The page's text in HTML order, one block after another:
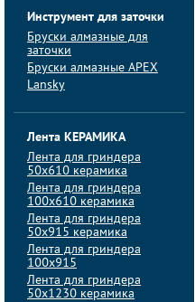
Инструмент для заточки
Бруски алмазные для
заточки
Бруски алмазные APEX
Lansky
Лента КЕРАМИКА
Лента для гриндера
50х610 керамика
Лента для гриндера
100х610 керамика
Лента для гриндера
50х915 керамика
Лента для гриндера
100х915
Лента для гриндера
50х1230 керамика